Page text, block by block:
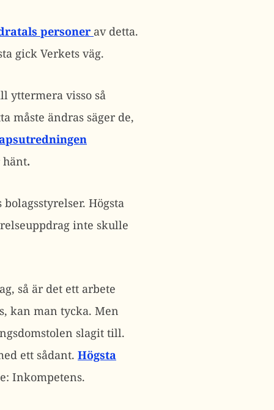
personer av detta.
gick Verkets väg.
yttermera visso så
måste ändras säger de,
hänt.
Högsta
inte skulle
så är det ett arbete
kan man tycka. Men
slagit till.
ett sådant. Högsta
Inkompetens.